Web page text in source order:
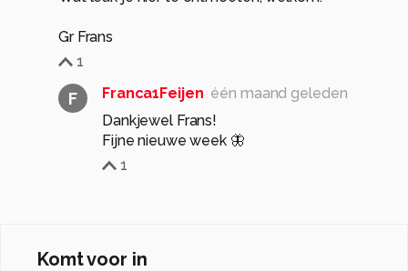
Gr Frans
1
F Franca1Feijen één maand geleden
Dankjewel Frans!
Fijne nieuwe week 🦋
1
Komt voor in